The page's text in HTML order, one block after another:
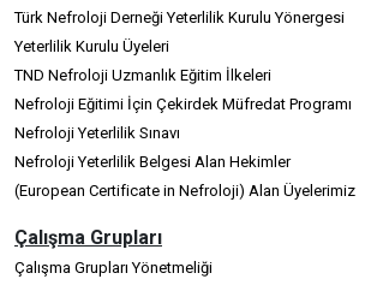
Türk Nefroloji Derneği Yeterlilik Kurulu Yönergesi
Yeterlilik Kurulu Üyeleri
TND Nefroloji Uzmanlık Eğitim İlkeleri
Nefroloji Eğitimi İçin Çekirdek Müfredat Programı
Nefroloji Yeterlilik Sınavı
Nefroloji Yeterlilik Belgesi Alan Hekimler
(European Certificate in Nefroloji) Alan Üyelerimiz
Çalışma Grupları
Çalışma Grupları Yönetmeliği